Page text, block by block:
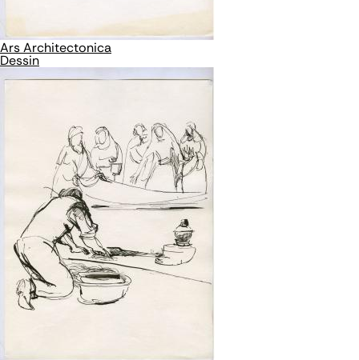
Ars Architectonica
Dessin